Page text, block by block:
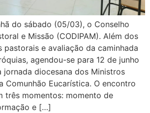
do sábado (05/03), o Conselho
e Missão (CODIPAM). Além dos
pastorais e avaliação da caminhada
agendou-se para 12 de junho
jornada diocesana dos Ministros
Comunhão Eucarística. O encontro
três momentos: momento de
e […]